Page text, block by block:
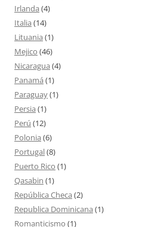
Irlanda (4)
Italia (14)
Lituania (1)
Mejico (46)
Nicaragua (4)
Panamá (1)
Paraguay(1)
Persia (1)
Perú (12)
Polonia (6)
Portugal(8)
Puerto Rico (1)
Qasabin (1)
República Checa (2)
Republica Dominicana (1)
Romanticismo (1)